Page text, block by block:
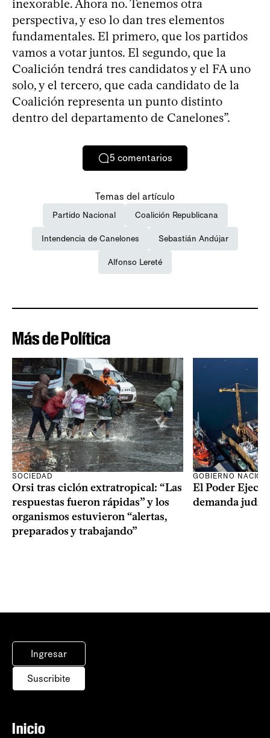
inexorable. Ahora no. Tenemos otra
perspectiva, y eso lo dan tres elementos
fundamentales. El primero, que los partidos
vamos a votar juntos. El segundo, que la
Coalición tendrá tres candidatos y el FA uno
solo, y el tercero, que cada candidato de la
Coalición representa un punto distinto
dentro del departamento de Canelones”.
5 comentarios
Temas del artículo
Partido Nacional Coalición Republicana
Intendencia de Canelones Sebastián Andújar
Alfonso Lereté
Más de Política
SOCIEDAD
Orsi tras ciclón extratropical: “Las
respuestas fueron rápidas” y los
organismos estuvieron “alertas,
preparados y trabajando”
GOBIERNO
El Poder
demanda
Ingresar
Suscribite
Inicio